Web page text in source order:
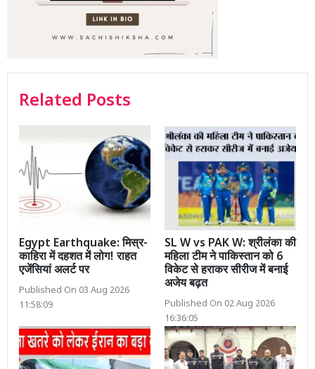
Related Posts
Egypt Earthquake: मिस्र-
काहिरा में दहशत में लोग! राहत
एजेंसियां अलर्ट पर
Published On 03 Aug 2026
11:58:09
SL W vs PAK W: श्रीलंका की
महिला टीम ने पाकिस्तान को 6
विकेट से हराकर सीरीज में बनाई
अजेय बढ़त
Published On 02 Aug 2026
16:36:05